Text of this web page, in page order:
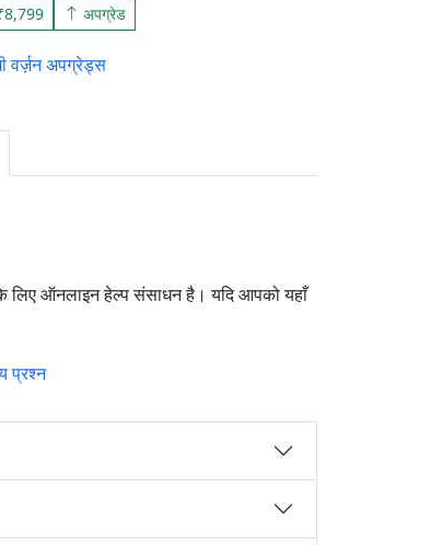
अपग्रेड
वर्ज़न अपग्रेड्स
ऑनलाइन हेल्प संसाधन है। यदि आपको यहाँ
प्रश्न